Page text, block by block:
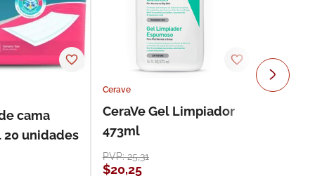
cama
unidades
Cerave
CeraVe Gel Limpiador
473ml
PVP:25,31
$20,25